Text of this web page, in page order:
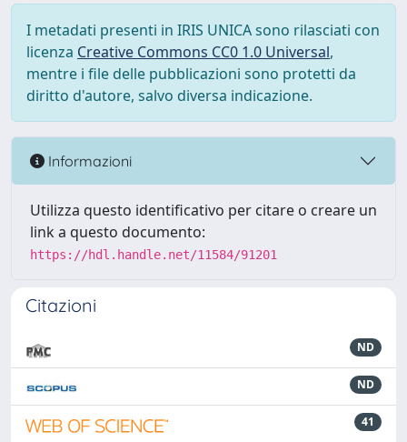
I metadati presenti in IRIS UNICA sono rilasciati con
licenza Creative Commons CC0 1.0 Universal,
mentre i file delle pubblicazioni sono protetti da
diritto d'autore, salvo diversa indicazione.
Informazioni
Utilizza questo identificativo per citare o creare un
link a questo documento:
https://hdl.handle.net/11584/91201
Citazioni
ND
ND
41